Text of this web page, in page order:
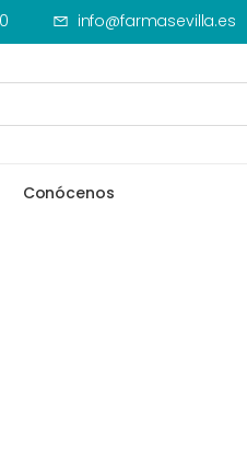
info@farmasevilla.es
Conócenos